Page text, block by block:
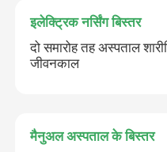
इलेक्ट्रिक नर्सिंग बिस्तर
दो समारोह तह अस्पताल
जीवनकाल
मैनुअल अस्पताल के बिस्तर